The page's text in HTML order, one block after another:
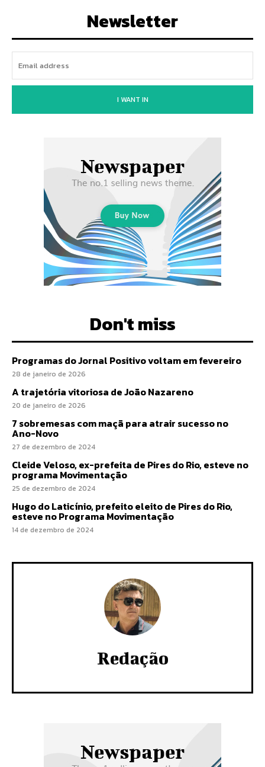
Newsletter
I WANT IN
Don't miss
Programas do Jornal Positivo voltam em fevereiro
28 de janeiro de 2026
A trajetória vitoriosa de João Nazareno
20 de janeiro de 2026
7 sobremesas com maçã para atrair sucesso no
Ano-Novo
27 de dezembro de 2024
Cleide Veloso, ex-prefeita de Pires do Rio, esteve no
programa Movimentação
25 de dezembro de 2024
Hugo do Laticínio, prefeito eleito de Pires do Rio,
esteve no Programa Movimentação
14 de dezembro de 2024
Redação